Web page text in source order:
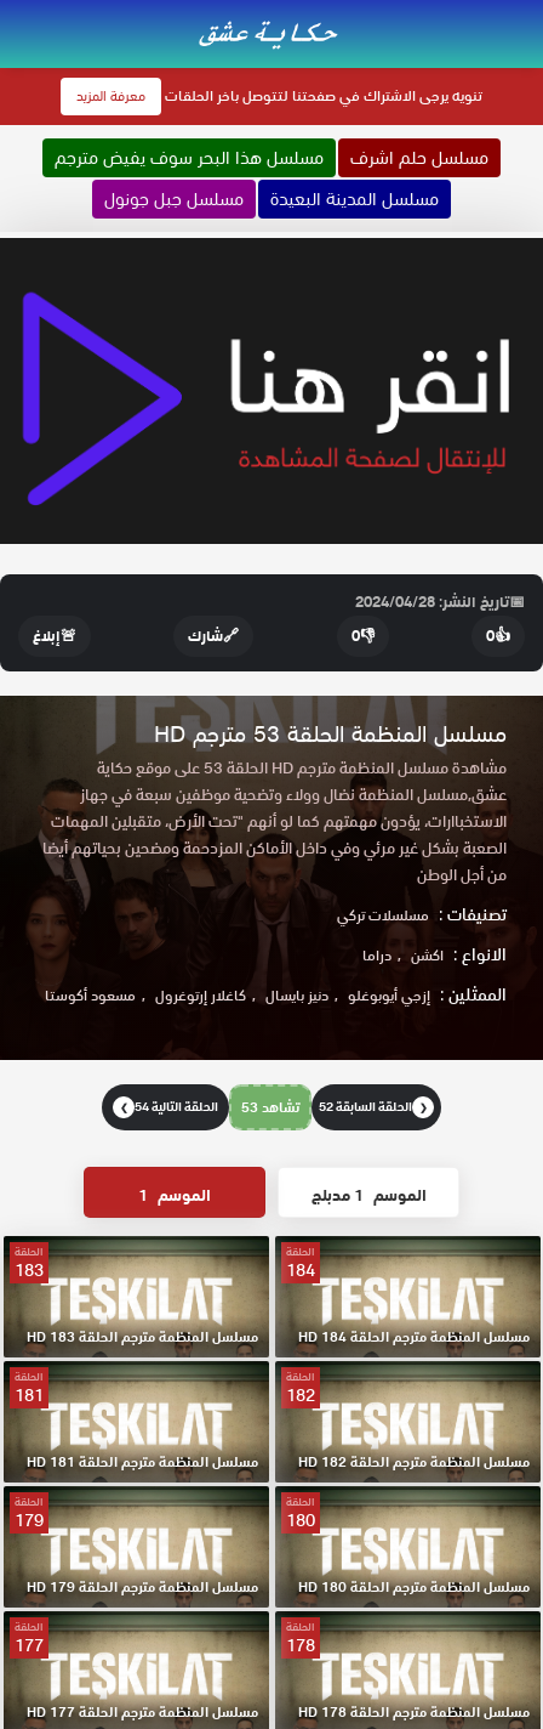
تنويهيرجى الاشتراك في صفحتنا لتتوصل باخر الحلقات معرفة المزيد
مسلسل حلم اشرف
مسلسل هذا البحر سوف يفيض مترجم
مسلسل المدينة البعيدة
مسلسل جبل جونول
📅تاريخ النشر: 2024/04/28
👍
0
👎
0
🔗شارك 🚨إبلاغ
مسلسل المنظمة الحلقة 53 مترجم HD
مشاهدة مسلسل المنظمة مترجم HD الحلقة 53 على موقع حكاية
عشق,مسلسل المنظمة نضال وولاء وتضحية موظفين سبعة في جهاز
الاسـتخباارات، يؤدون مهمتهم كما لو أنهم "تحت الأرض، متقبلين المهمات
الصعبة بشكل غير مرئي وفي داخل الأماكن المزدحمة ومضحين بحياتهم أيضا
من أجل الوطن
تصنيفات : مسلسلات تركي
الانواع : اكشن دراما
الممثلين : إزجي أيوبوغلو دنيز بايسال كاغلار إرتوغرول مسعود أكوستا
❮ الحلقة السابقة 52 تشاهد 53 الحلقة التالية 54 ❯
الموسم 1 مدبلج الموسم 1
الحلقة
184
مسلسل المنظمة مترجم الحلقة 184 HD
الحلقة
183
مسلسل المنظمة مترجم الحلقة 183 HD
الحلقة
182
مسلسل المنظمة مترجم الحلقة 182 HD
الحلقة
181
مسلسل المنظمة مترجم الحلقة 181 HD
الحلقة
180
مسلسل المنظمة مترجم الحلقة 180 HD
الحلقة
179
مسلسل المنظمة مترجم الحلقة 179 HD
الحلقة
178
مسلسل المنظمة مترجم الحلقة 178 HD
الحلقة
177
مسلسل المنظمة مترجم الحلقة 177 HD